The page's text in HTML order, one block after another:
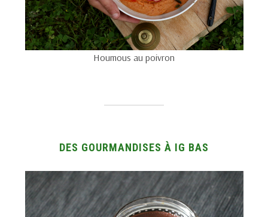
Houmous au poivron
DES GOURMANDISES À IG BAS